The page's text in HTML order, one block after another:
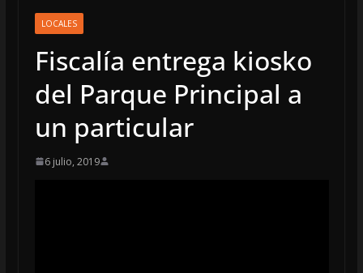
LOCALES
Fiscalía entrega kiosko
del Parque Principal a
un particular
6 julio, 2019